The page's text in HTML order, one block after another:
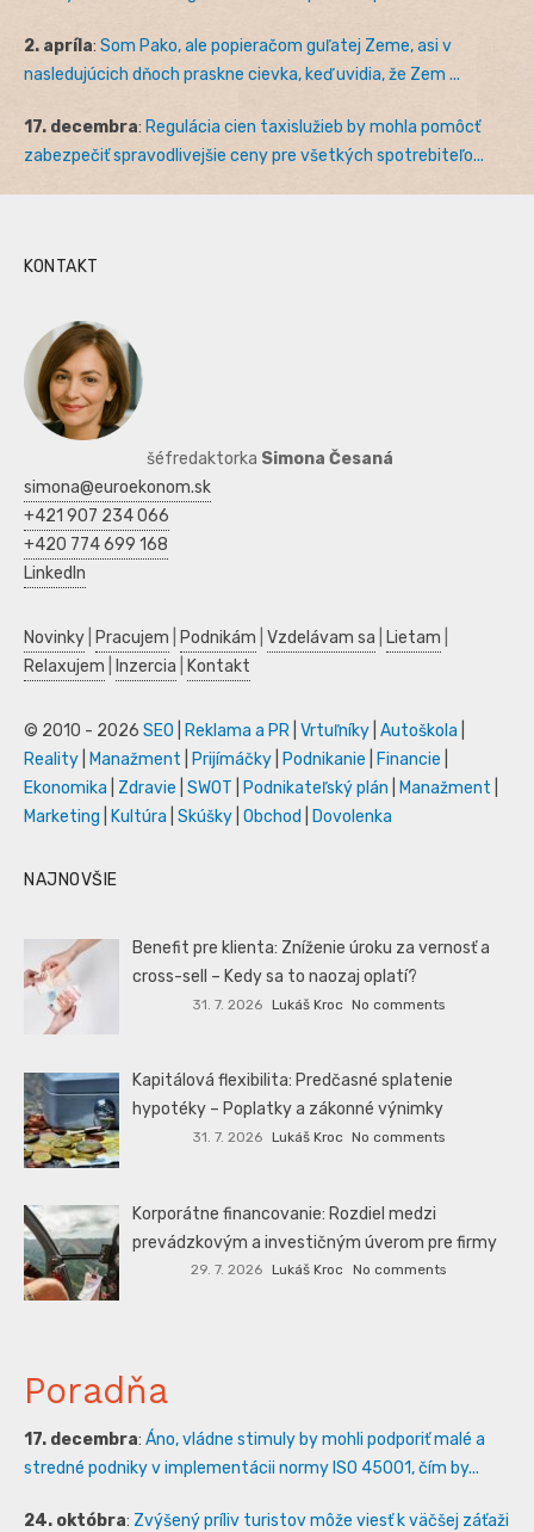
2. apríla: Som Pako, ale popieračom guľatej Zeme, asi v
nasledujúcich dňoch praskne cievka, keď uvidia, že Zem ...
17. decembra: Regulácia cien taxislužieb by mohla pomôcť
zabezpečiť spravodlivejšie ceny pre všetkých spotrebiteľo...
KONTAKT
šéfredaktorka Simona Česaná
simona@euroekonom.sk
+421 907 234 066
+420 774 699 168
LinkedIn
Novinky Pracujem Podnikám Vzdelávam sa Lietam
Relaxujem
Inzercia Kontakt
© 2010 - 2026 SEO Reklama a PR Vrtuľníky Autoškola
Reality
Manažment Prijímáčky Podnikanie Financie
Ekonomika
Zdravie SWOT Podnikateľský plán Manažment
Marketing
Kultúra Skúšky Obchod Dovolenka
NAJNOVŠIE
Benefit pre klienta: Zníženie úroku za vernosť a
cross-sell – Kedy sa to naozaj oplatí?
31. 7. 2026 Lukáš Kroc No comments
Kapitálová flexibilita: Predčasné splatenie
hypotéky – Poplatky a zákonné výnimky
31. 7. 2026 Lukáš Kroc No comments
Korporátne financovanie: Rozdiel medzi
prevádzkovým a investičným úverom pre firmy
29. 7. 2026 Lukáš Kroc No comments
Poradňa
17. decembra: Áno, vládne stimuly by mohli podporiť malé a
stredné podniky v implementácii normy ISO 45001, čím by...
24. októbra: Zvýšený príliv turistov môže viesť k väčšej záťaži